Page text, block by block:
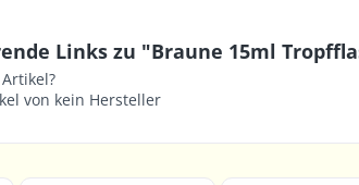
Links zu "Braune 15ml
von kein Hersteller